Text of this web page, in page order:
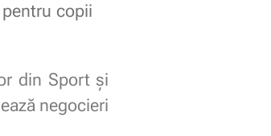
copii
din Sport și
negocieri